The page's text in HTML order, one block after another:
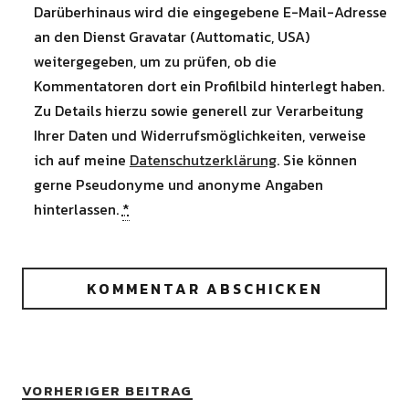
Darüberhinaus wird die eingegebene E-Mail-Adresse
an den Dienst Gravatar (Auttomatic, USA)
weitergegeben, um zu prüfen, ob die
Kommentatoren dort ein Profilbild hinterlegt haben.
Zu Details hierzu sowie generell zur Verarbeitung
Ihrer Daten und Widerrufsmöglichkeiten, verweise
ich auf meine Datenschutzerklärung. Sie können
gerne Pseudonyme und anonyme Angaben
hinterlassen.*
VORHERIGER BEITRAG